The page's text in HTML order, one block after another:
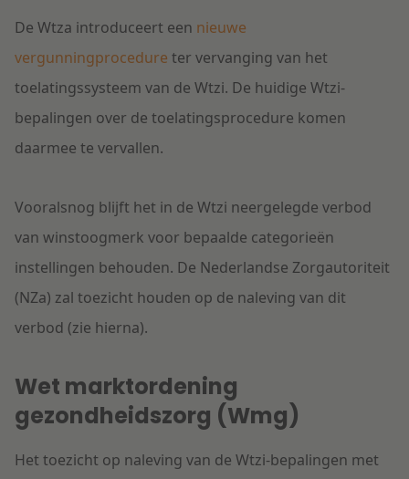
De Wtza introduceert een nieuwe
vergunningprocedure ter vervanging van het
toelatingssysteem van de Wtzi. De huidige Wtzi-
bepalingen over de toelatingsprocedure komen
daarmee te vervallen.
Vooralsnog blijft het in de Wtzi neergelegde verbod
van winstoogmerk voor bepaalde categorieën
instellingen behouden. De Nederlandse Zorgautoriteit
(NZa) zal toezicht houden op de naleving van dit
verbod (zie hierna).
Wet marktordening
gezondheidszorg (Wmg)
Het toezicht op naleving van de Wtzi-bepalingen met